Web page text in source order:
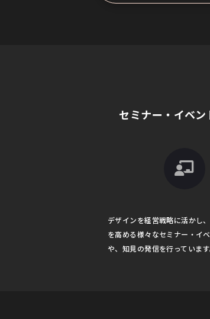
セミナー・イベン
デザインを経営戦略に活かし
を高める様々なセミナー・イ
や、知見の発信を行っています